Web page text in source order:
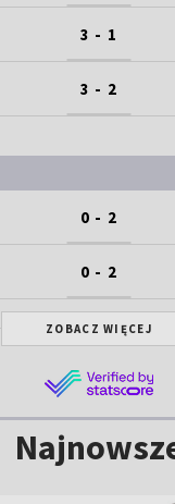
3 - 1
3 - 2
0 - 2
0 - 2
ZOBACZ WIĘCEJ